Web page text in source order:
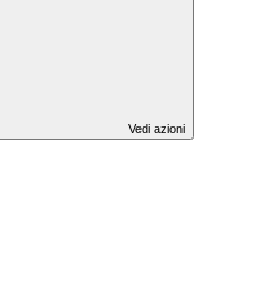
Vedi azioni